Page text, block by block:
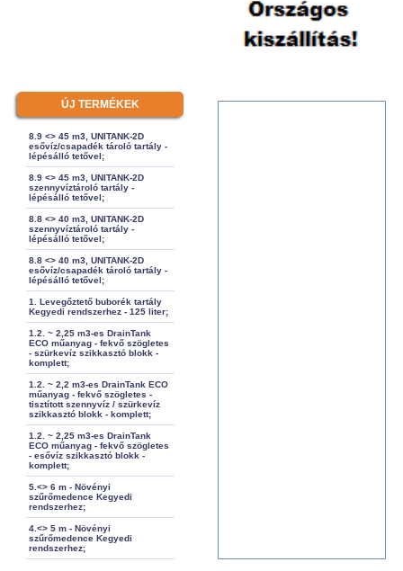
ÚJ TERMÉKEK
8.9 <> 45 m3, UNITANK-2D
esővíz/csapadék tároló tartály -
lépésálló tetővel;
8.9 <> 45 m3, UNITANK-2D
szennyvíztároló tartály -
lépésálló tetővel;
8.8 <> 40 m3, UNITANK-2D
szennyvíztároló tartály -
lépésálló tetővel;
8.8 <> 40 m3, UNITANK-2D
esővíz/csapadék tároló tartály -
lépésálló tetővel;
1. Levegőztető buborék tartály
Kegyedi rendszerhez - 125 liter;
1.2. ~ 2,25 m3-es DrainTank
ECO műanyag - fekvő szögletes
- szürkevíz szikkasztó blokk -
komplett;
1.2. ~ 2,2 m3-es DrainTank ECO
műanyag - fekvő szögletes -
tisztított szennyvíz / szürkevíz
szikkasztó blokk - komplett;
1.2. ~ 2,25 m3-es DrainTank
ECO műanyag - fekvő szögletes
- esővíz szikkasztó blokk -
komplett;
5.<> 6 m - Növényi
szűrőmedence Kegyedi
rendszerhez;
4.<> 5 m - Növényi
szűrőmedence Kegyedi
rendszerhez;